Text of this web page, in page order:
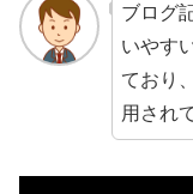
ブログ
いやす
ており
用され